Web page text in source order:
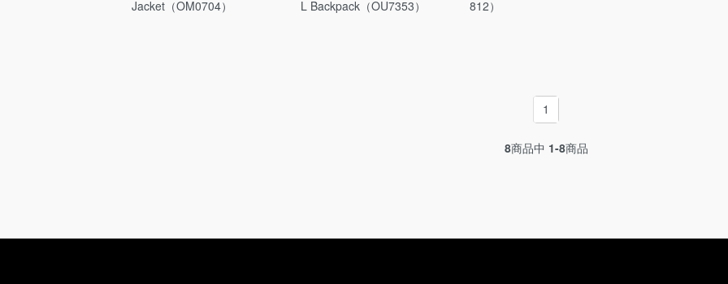
Jacket（OM0704）
L Backpack（OU7353）
812）
1
8商品中 1-8商品